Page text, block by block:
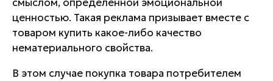
ценностью. Такая реклама призывает вместе с
товаром купить какое-либо качество
нематериального свойства.
В этом случае покупка товара потребителем